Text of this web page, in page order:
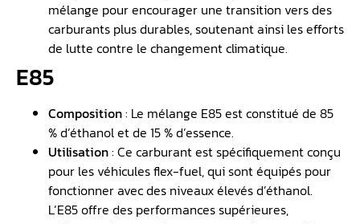
mélange pour encourager une transition vers des
carburants plus durables, soutenant ainsi les efforts
de lutte contre le changement climatique.
E85
Composition: Le mélange E85 est constitué de 85
% d’éthanol et de 15 % d’essence.
Utilisation: Ce carburant est spécifiquement conçu
pour les véhicules flex-fuel, qui sont équipés pour
fonctionner avec des niveaux élevés d’éthanol.
L’E85 offre des performances supérieures,